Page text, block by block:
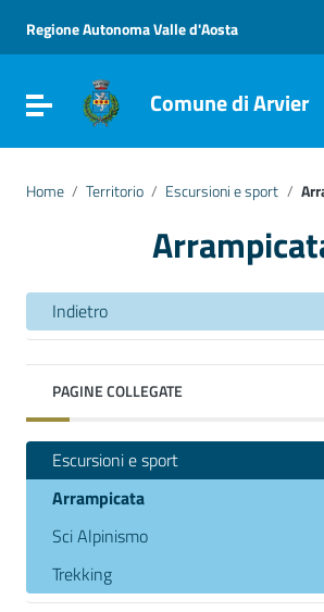
Vai al menu di navigazione
Vai al footer
Regione Autonoma Valle d'Aosta
Attiva / disattiva la navigazione
Comune di Arvier
Home / Territorio / Escursioni e sport /
Indietro
PAGINE COLLEGATE
Escursioni e sport
Arrampicata
Sci Alpinismo
Trekking